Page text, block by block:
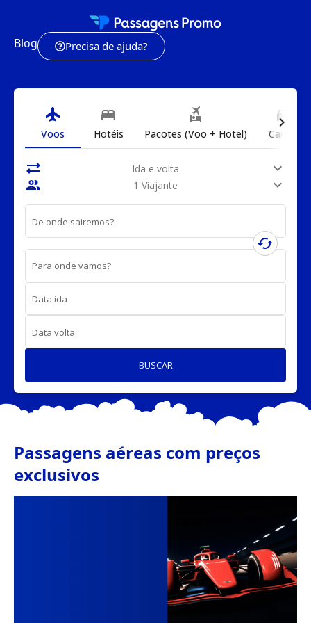
Blog Precisa de ajuda?
flight
Voos
bed
Hotéis
flights_and_hotels
Pacotes (Voo + Hotel)
directions_car
Carros
sync_alt Ida e volta
expand_more
people
1 Viajante expand_more
De onde sairemos?
cached
Para onde vamos?
Data ida
Data volta
BUSCAR
chevron_right
Passagens aéreas com preços
exclusivos